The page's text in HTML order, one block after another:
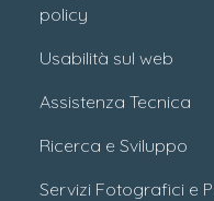
policy
Usabilità sul web
Assistenza Tecnica
Ricerca e Sviluppo
Servizi Fotografici e